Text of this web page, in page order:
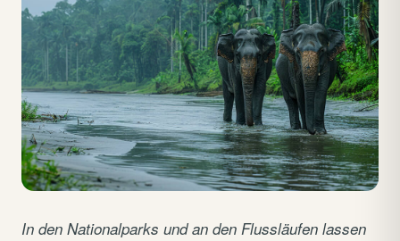
In den Nationalparks und an den Flussläufen lassen